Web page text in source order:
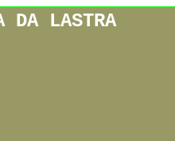
DA LASTRA